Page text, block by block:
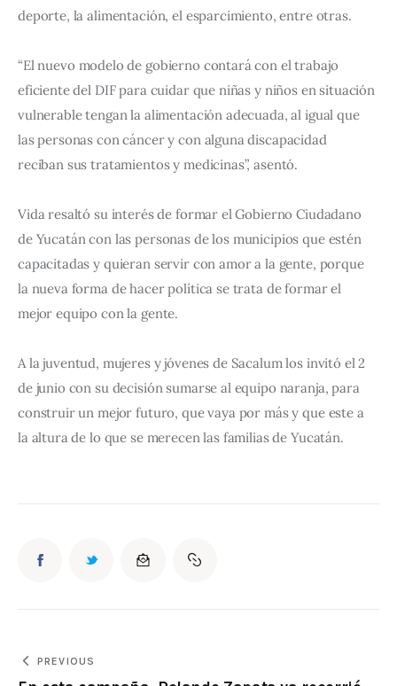
deporte, la alimentación, el esparcimiento, entre otras.
“El nuevo modelo de gobierno contará con el trabajo
eficiente del DIF para cuidar que niñas y niños en situación
vulnerable tengan la alimentación adecuada, al igual que
las personas con cáncer y con alguna discapacidad
reciban sus tratamientos y medicinas”, asentó.
Vida resaltó su interés de formar el Gobierno Ciudadano
de Yucatán con las personas de los municipios que estén
capacitadas y quieran servir con amor a la gente, porque
la nueva forma de hacer política se trata de formar el
mejor equipo con la gente.
A la juventud, mujeres y jóvenes de Sacalum los invitó el 2
de junio con su decisión sumarse al equipo naranja, para
construir un mejor futuro, que vaya por más y que este a
la altura de lo que se merecen las familias de Yucatán.
PREVIOUS